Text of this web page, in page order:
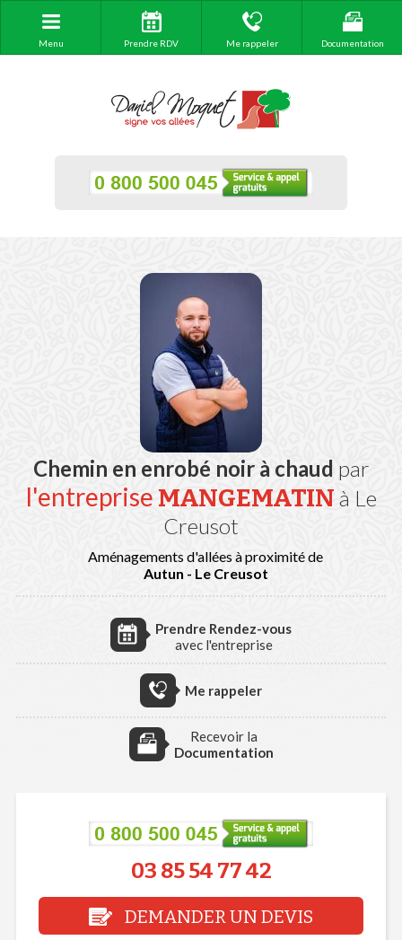
Menu Prendre RDV Me rappeler Documentation
Chemin en enrobé noir à chaud par
l'entreprise MANGEMATIN à Le
Creusot
Aménagements d'allées à proximité de
Autun - Le Creusot
Prendre Rendez-vous
avec l'entreprise
Me rappeler
Recevoir la
Documentation
03 85 54 77 42
DEMANDER UN DEVIS